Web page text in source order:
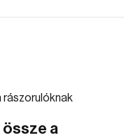
össze a